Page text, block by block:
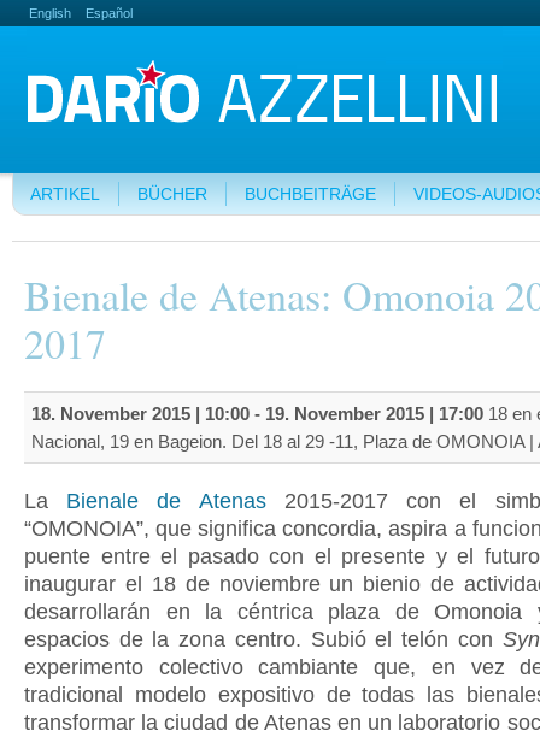
English Español
ARTIKEL BÜCHER BUCHBEITRÄGE VIDEOS-
Bienale de Atenas: Omonoia
2017
18. November 2015 | 10:00 - 19. November 2015 | 17:00 18 en
Nacional, 19 en Bageion. Del 18 al 29 -11, Plaza de OMONOIA |
La Bienale de Atenas2015-2017 con el
“OMONOIA”, que significa concordia, aspira a
puente entre el pasado con el presente y el
inaugurar el 18 de noviembre un bienio de
desarrollarán en la céntrica plaza de
espacios de la zona centro. Subió el telón con
experimento colectivo cambiante que, en vez
tradicional modelo expositivo de todas las
transformar la ciudad de Atenas en un laboratorio